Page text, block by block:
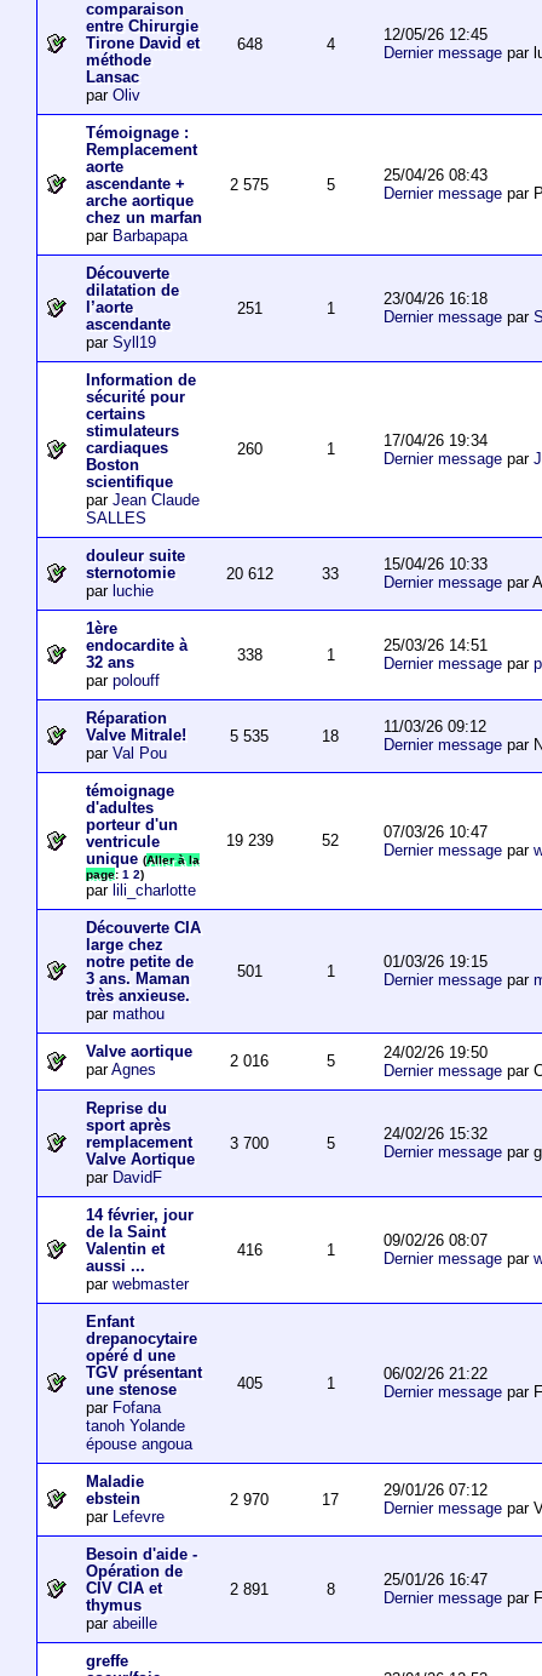
comparaison
entre Chirurgie
Tirone David et
méthode
Lansac
par Oliv
648 4
12/05/26 12:45
Dernier messagepar
Témoignage :
Remplacement
aorte
ascendante +
arche aortique
chez un marfan
par Barbapapa
2 575 5
25/04/26 08:43
Dernier messagepar
Découverte
dilatation de
l’aorte
ascendante
par Syll19
251 1
23/04/26 16:18
Dernier messagepar
Information de
sécurité pour
certains
stimulateurs
cardiaques
Boston
scientifique
par Jean Claude
SALLES
260 1
17/04/26 19:34
Dernier messagepar
douleur suite
sternotomie
par luchie
20 612 33
15/04/26 10:33
Dernier messagepar
1ère
endocardite à
32 ans
par polouff
338 1
25/03/26 14:51
Dernier messagepar
Réparation
Valve Mitrale!
par Val Pou
5 535 18
11/03/26 09:12
Dernier messagepar
témoignage
d'adultes
porteur d'un
ventricule
unique (Aller à la
page: 1 2)
par lili_charlotte
19 239 52
07/03/26 10:47
Dernier messagepar
Découverte CIA
large chez
notre petite de
3 ans. Maman
très anxieuse.
par mathou
501 1
01/03/26 19:15
Dernier messagepar
Valve aortique
parAgnes 2 016 5
24/02/26 19:50
Dernier messagepar
Reprise du
sport après
remplacement
Valve Aortique
par DavidF
3 700 5
24/02/26 15:32
Dernier messagepar
14 février, jour
de la Saint
Valentin et
aussi ...
par webmaster
416 1
09/02/26 08:07
Dernier messagepar
Enfant
drepanocytaire
opéré d une
TGV présentant
une stenose
par Fofana
tanoh Yolande
épouse angoua
405 1
06/02/26 21:22
Dernier messagepar
Maladie
ebstein
par Lefevre
2 970 17
29/01/26 07:12
Dernier messagepar
Besoin d'aide -
Opération de
CIV CIA et
thymus
par abeille
2 891 8
25/01/26 16:47
Dernier messagepar
greffe